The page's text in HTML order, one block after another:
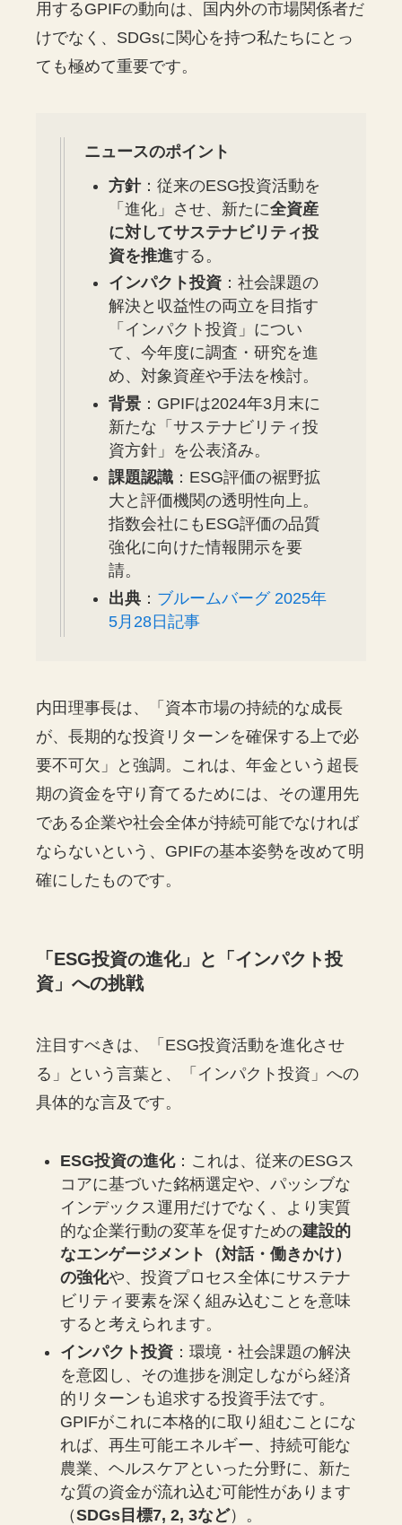
用するGPIFの動向は、国内外の市場関係者だ
けでなく、SDGsに関心を持つ私たちにとっ
ても極めて重要です。
ニュースのポイント
方針：従来のESG投資活動を
「進化」させ、新たに全資産
に対してサステナビリティ投
資を推進する。
インパクト投資：社会課題の
解決と収益性の両立を目指す
「インパクト投資」につい
て、今年度に調査・研究を進
め、対象資産や手法を検討。
背景：GPIFは2024年3月末に
新たな「サステナビリティ投
資方針」を公表済み。
課題認識：ESG評価の裾野拡
大と評価機関の透明性向上。
指数会社にもESG評価の品質
強化に向けた情報開示を要
請。
出典： ブルームバーグ 2025年
5月28日記事
内田理事長は、「資本市場の持続的な成長
が、長期的な投資リターンを確保する上で必
要不可欠」と強調。これは、年金という超長
期の資金を守り育てるためには、その運用先
である企業や社会全体が持続可能でなければ
ならないという、GPIFの基本姿勢を改めて明
確にしたものです。
「ESG投資の進化」と「インパクト投
資」への挑戦
注目すべきは、「ESG投資活動を進化させ
る」という言葉と、「インパクト投資」への
具体的な言及です。
ESG投資の進化：これは、従来のESGス
コアに基づいた銘柄選定や、パッシブな
インデックス運用だけでなく、より実質
的な企業行動の変革を促すための建設的
なエンゲージメント（対話・働きかけ）
の強化や、投資プロセス全体にサステナ
ビリティ要素を深く組み込むことを意味
すると考えられます。
インパクト投資 ：環境・社会課題の解決
を意図し、その進捗を測定しながら経済
的リターンも追求する投資手法です。
GPIFがこれに本格的に取り組むことにな
れば、再生可能エネルギー、持続可能な
農業、ヘルスケアといった分野に、新た
な質の資金が流れ込む可能性があります
（SDGs目標7, 2, 3など）。